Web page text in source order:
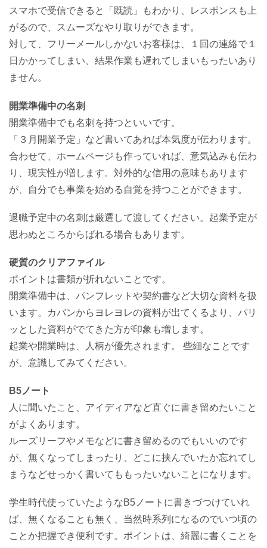
スマホで受信できると「既読」もわかり、レスポンスも上
がるので、スムーズなやり取りができます。
対して、フリーメールしかないお客様は、１回の連絡で１
日かかってしまい、結果作業も遅れてしまいもったいあり
ません。
開業準備中の名刺
開業準備中でも名刺を持つといいです。
「３月開業予定」など書いてあれば本気度が伝わります。
合わせて、ホームページも作っていれば、意気込みも伝わ
り、現実性が増します。対外的な信用の意味もあります
が、自分でも事業を始める自覚を持つことができます。
退職予定中の名刺は厳選して渡してください。起業予定が
思わぬところからばれる場合もあります。
硬質のクリアファイル
ポイントは書類が折れないことです。
開業準備中は、パンフレットや契約書など大切な資料を扱
います。カバンからヨレヨレの資料が出てくるより、パリ
ッとした資料がでてきた方が印象も増します。
起業や開業時は、人柄が優先されます。 些細なことです
が、意識してみてください。
B5ノート
人に聞いたこと、アイディアなど直ぐに書き留めたいこと
がよくあります。
ルーズリーフやメモなどに書き留めるのでもいいのです
が、無くなってしまったり、どこに挟んでいたか忘れてし
まうなどせっかく書いてももったいないことになります。
学生時代使っていたようなB5ノートに書きづつけていれ
ば、無くなることも無く、当然時系列になるのでいつ頃の
ことか把握でき便利です。ポイントは、綺麗に書くことを